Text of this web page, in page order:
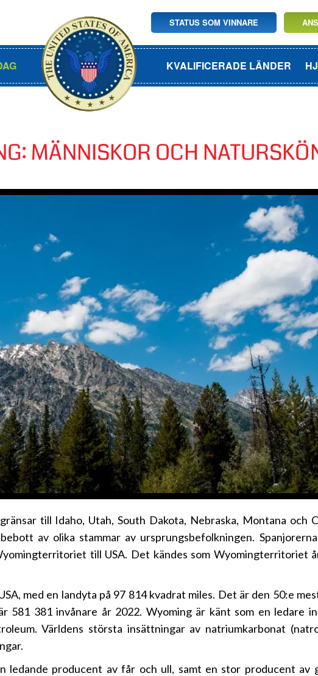
STATUS SOM VINNARE
KVALIFICERADE LÄNDER
MÄNNISKOR OCH
till Idaho, Utah, South Dakota, Nebraska, Montana och
av olika stammar av ursprungsbefolkningen.
till USA. Det kändes som Wyomingterritoriet
med en landyta på 97 814 kvadrat miles. Det är den 50:e
581 381 invånare år 2022. Wyoming är känt som en ledare
Världens största insättningar av natriumkarbonat
ledande producent av får och ull, samt en stor producent av